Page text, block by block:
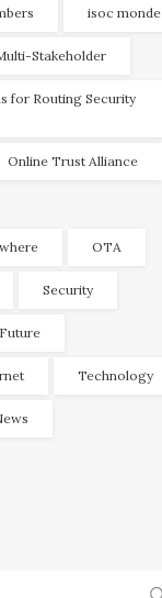
isoc monde
Stakeholder
for Routing Security
Online Trust Alliance
OTA
Security
Technology